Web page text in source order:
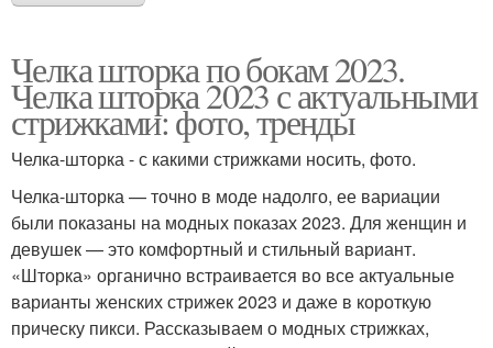
Челка шторка по бокам 2023.
Челка шторка 2023 с актуальными
стрижками: фото, тренды
Челка-шторка - с какими стрижками носить, фото.
Челка-шторка — точно в моде надолго, ее вариации
были показаны на модных показах 2023. Для женщин и
девушек — это комфортный и стильный вариант.
«Шторка» органично встраивается во все актуальные
варианты женских стрижек 2023 и даже в короткую
прическу пикси. Рассказываем о модных стрижках,